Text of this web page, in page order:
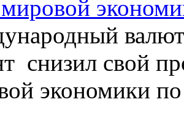
снизил свой
экономики